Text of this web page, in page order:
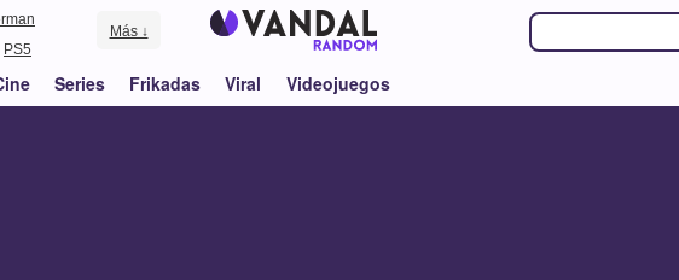
PS5
Más ↓
Series Frikadas Viral Videojuegos